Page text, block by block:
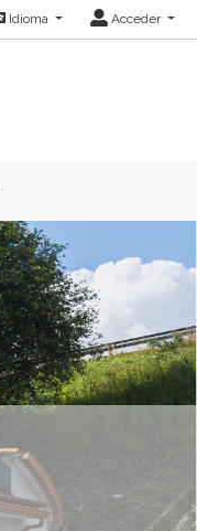
Idioma Acceder